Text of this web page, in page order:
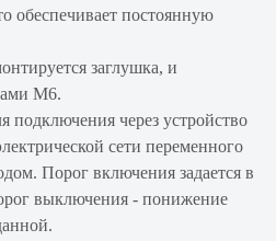
обеспечивает постоянную
заглушка, и
М6.
подключения через устройство
сети переменного
Порог включения задается в
выключения - понижение